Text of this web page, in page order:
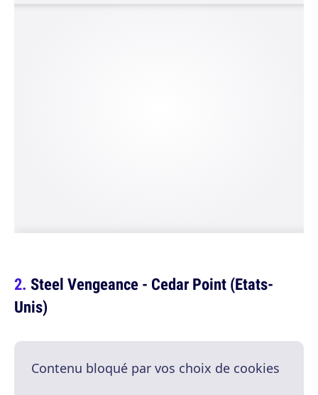
Steel Vengeance - Cedar Point (Etats-
Unis)
Contenu bloqué par vos choix de cookies